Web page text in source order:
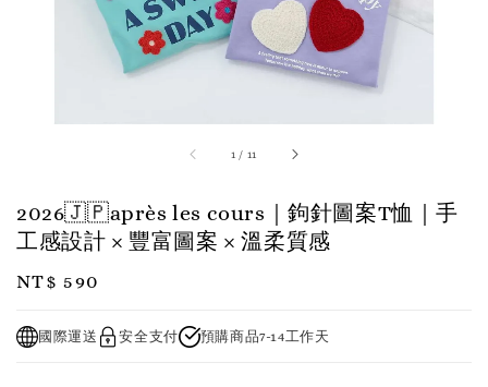
1 / 11
2026🇯🇵après les cours｜鉤針圖案T恤｜手
工感設計 × 豐富圖案 × 溫柔質感
Regular
NT$ 590
國際運送 安全支付 預購商品7-14工作天